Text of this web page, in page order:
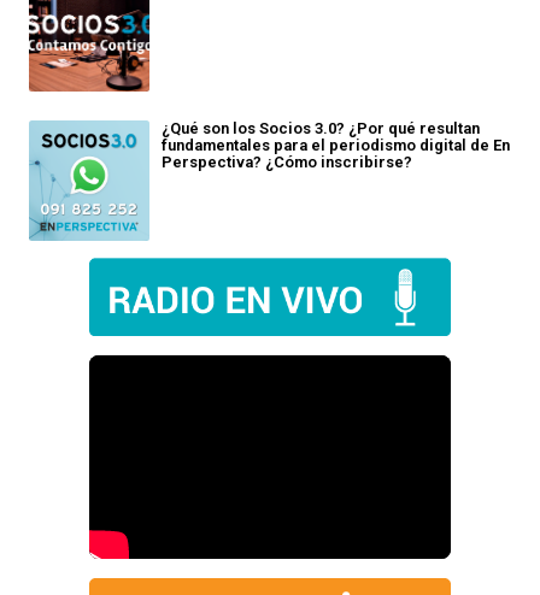
¿Qué son los Socios 3.0? ¿Por qué resultan
fundamentales para el periodismo digital de En
Perspectiva? ¿Cómo inscribirse?